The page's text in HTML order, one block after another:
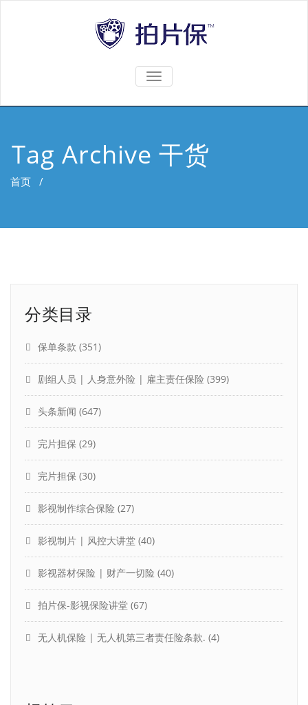
TOGGLE
Tag Archive 干货
首页 /
分类目录
保单条款 (351)
剧组人员 | 人身意外险 | 雇主责任保险 (399)
头条新闻 (647)
完片担保 (29)
完片担保 (30)
影视制作综合保险 (27)
影视制片 | 风控大讲堂 (40)
影视器材保险 | 财产一切险 (40)
拍片保-影视保险讲堂 (67)
无人机保险 | 无人机第三者责任险条款. (4)